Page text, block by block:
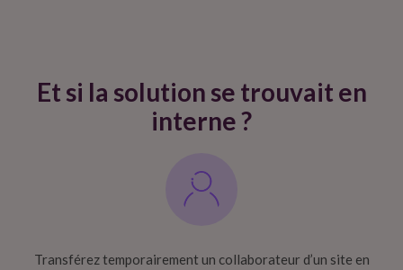
Et si la solution se trouvait en
interne ?​
Transférez temporairement un collaborateur d’un site en